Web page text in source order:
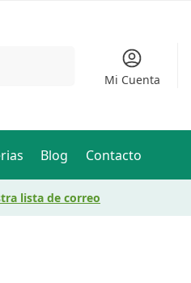
Mi Cuenta
Blog Contacto
lista de correo